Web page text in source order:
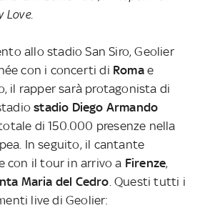
Love.
allo stadio San Siro, Geolier
con i concerti di Romae
il rapper sarà protagonista di
stadio Diego Armando
di 150.000 presenze nella
In seguito, il cantante
con il tour in arrivo a Firenze,
Maria del Cedro . Questi tutti i
live di Geolier: